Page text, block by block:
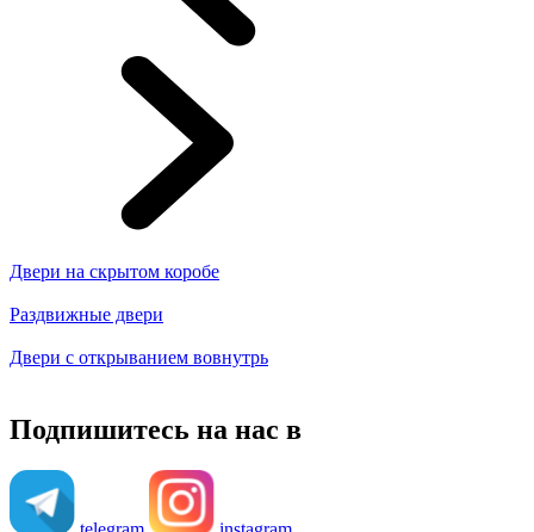
Двери на скрытом коробе
Раздвижные двери
Двери с открыванием вовнутрь
Подпишитесь на нас в